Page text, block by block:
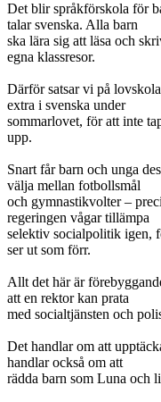
Det blir språkförskola för
talar svenska. Alla barn
ska lära sig att läsa och
egna klassresor.
Därför satsar vi på
extra i svenska under
sommarlovet, för att inte
upp.
Snart får barn och unga
välja mellan fotbollsmål
och gymnastikvolter –
regeringen vågar tillämpa
selektiv socialpolitik igen,
ser ut som förr.
Allt det här är
att en rektor kan prata
med socialtjänsten och
Det handlar om att
handlar också om att
rädda barn som Luna och